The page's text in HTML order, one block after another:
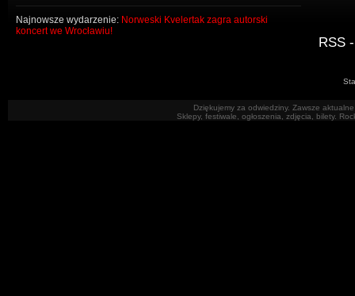
Najnowsze wydarzenie: Norweski Kvelertak zagra autorski
koncert we Wrocławiu!
RSS
Dziękujemy za odwiedziny. Zawsze
Sklepy, festiwale, ogłoszenia, zdjęcia, bilety.